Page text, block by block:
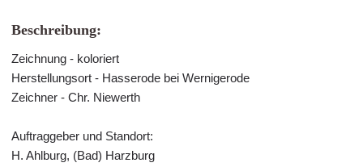
Beschreibung:
Zeichnung - koloriert
Herstellungsort - Hasserode bei Wernigerode
Zeichner - Chr. Niewerth
Auftraggeber und Standort:
H. Ahlburg, (Bad) Harzburg